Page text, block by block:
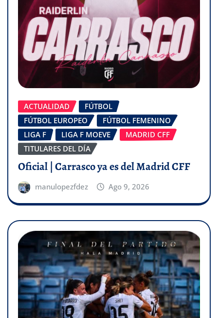
ACTUALIDAD
FÚTBOL
FÚTBOL EUROPEO
FÚTBOL FEMENINO
LIGA F
LIGA F MOEVE
MADRID CFF
TITULARES DEL DÍA
Oficial | Carrasco ya es del Madrid CFF
manulopezfdez Ago 9, 2026